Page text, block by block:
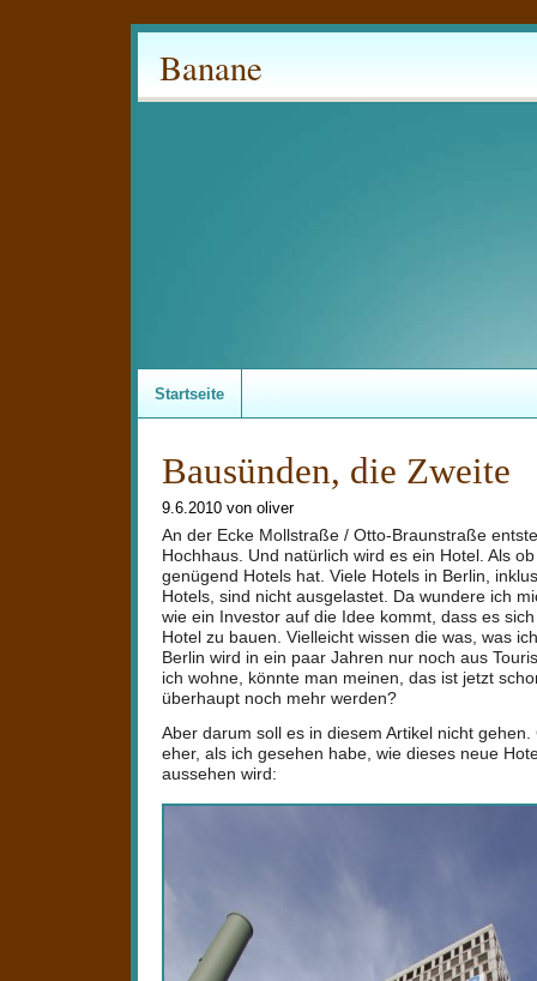
Banane
Startseite
Bausünden, die Zweite
9.6.2010 von oliver
An der Ecke Mollstraße / Otto-Braunstraße
Hochhaus. Und natürlich wird es ein Hotel. Als
genügend Hotels hat. Viele Hotels in Berlin,
Hotels, sind nicht ausgelastet. Da wundere ich
wie ein Investor auf die Idee kommt, dass es
Hotel zu bauen. Vielleicht wissen die was, was
Berlin wird in ein paar Jahren nur noch aus
ich wohne, könnte man meinen, das ist jetzt
überhaupt noch mehr werden?
Aber darum soll es in diesem Artikel nicht
eher, als ich gesehen habe, wie dieses neue
aussehen wird: